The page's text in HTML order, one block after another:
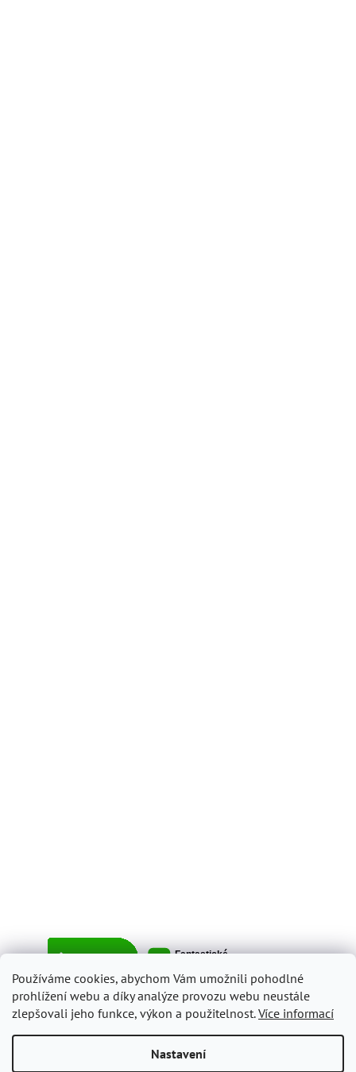
Používáme cookies, abychom Vám umožnili pohodlné
prohlížení webu a díky analýze provozu webu neustále
zlepšovali jeho funkce, výkon a použitelnost.Více informací
Nastavení